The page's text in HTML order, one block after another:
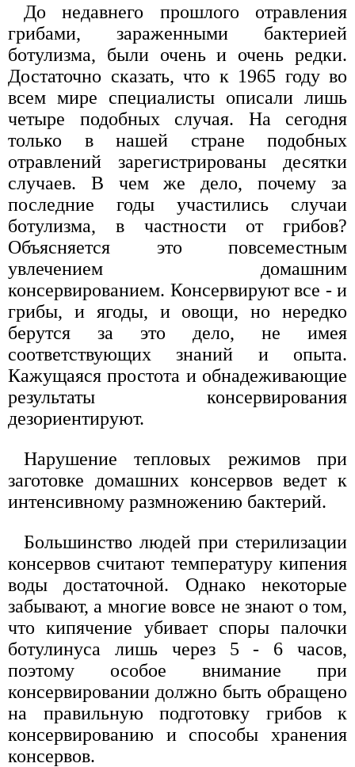
До недавнего прошлого отравления
грибами, зараженными бактерией
ботулизма, были очень и очень редки.
Достаточно сказать, что к 1965 году во
всем мире специалисты описали лишь
четыре подобных случая. На сегодня
только в нашей стране подобных
отравлений зарегистрированы десятки
случаев. В чем же дело, почему за
последние годы участились случаи
ботулизма, в частности от грибов?
Объясняется это повсеместным
увлечением домашним
консервированием. Консервируют все - и
грибы, и ягоды, и овощи, но нередко
берутся за это дело, не имея
соответствующих знаний и опыта.
Кажущаяся простота и обнадеживающие
результаты консервирования
дезориентируют.
Нарушение тепловых режимов при
заготовке домашних консервов ведет к
интенсивному размножению бактерий.
Большинство людей при стерилизации
консервов считают температуру кипения
воды достаточной. Однако некоторые
забывают, а многие вовсе не знают о том,
что кипячение убивает споры палочки
ботулинуса лишь через 5 - 6 часов,
поэтому особое внимание при
консервировании должно быть обращено
на правильную подготовку грибов к
консервированию и способы хранения
консервов.